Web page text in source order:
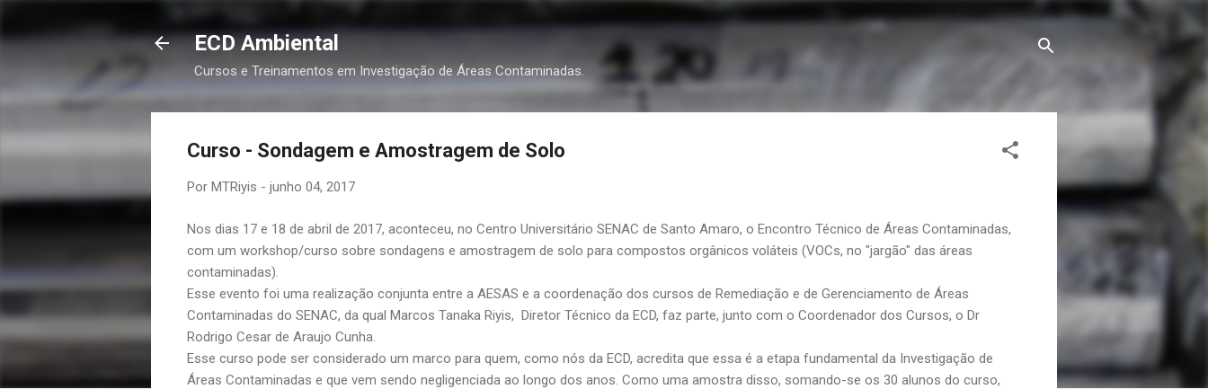
Pular para o conteúdo principal
ECD Ambiental
Cursos e Treinamentos em Investigação de Áreas Contaminadas.
Curso - Sondagem e Amostragem de Solo
Por MTRiyis - junho 04, 2017
Nos dias 17 e 18 de abril de 2017, aconteceu, no Centro Universitário SENAC de Santo Amaro, o Encontro Técnico de Áreas Contaminadas,
com um workshop/curso sobre sondagens e amostragem de solo para compostos orgânicos voláteis (VOCs, no "jargão" das áreas
contaminadas).
Esse evento foi uma realização conjunta entre a AESAS e a coordenação dos cursos de Remediação e de Gerenciamento de Áreas
Contaminadas do SENAC, da qual Marcos Tanaka Riyis, Diretor Técnico da ECD, faz parte, junto com o Coordenador dos Cursos, o Dr
Rodrigo Cesar de Araujo Cunha.
Esse curso pode ser considerado um marco para quem, como nós da ECD, acredita que essa é a etapa fundamental da Investigação de
Áreas Contaminadas e que vem sendo negligenciada ao longo dos anos. Como uma amostra disso, somando-se os 30 alunos do curso,